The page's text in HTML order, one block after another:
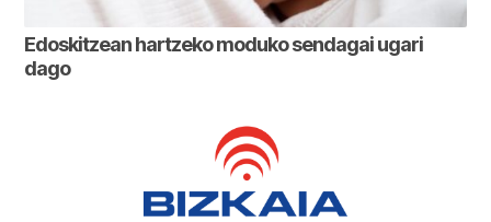
Edoskitzean hartzeko moduko sendagai ugari
dago